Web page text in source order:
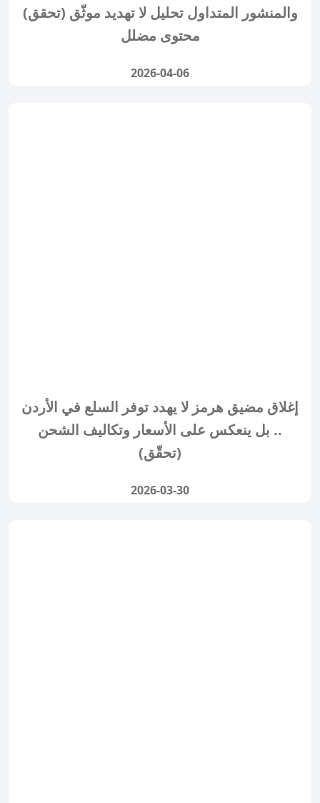
والمنشور المتداول تحليل لا تهديد موثّق (تحقق)
محتوى مضلل
2026-04-06
إغلاق مضيق هرمز لا يهدد توفر السلع في الأردن
.. بل ينعكس على الأسعار وتكاليف الشحن
(تحقّق)
2026-03-30